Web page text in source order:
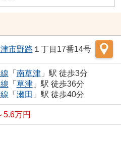
市野路 １丁目17番14号
「 南草津」駅 徒歩3分
「 草津」駅 徒歩36分
「 瀬田 」駅 徒歩40分
5.6万円